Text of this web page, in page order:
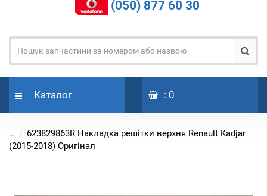
(050) 877 60 30
Каталог : 0
...
623829863R Накладка решітки верхня Renault Kadjar
(2015-2018) Оригінал